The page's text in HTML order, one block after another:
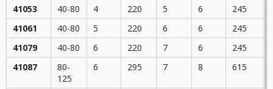
41053
40-80 4 220 5 6
245
41061
40-80 5 220 6 6
245
41079
40-80 6 220 7 6
245
41087
80-
125
6 295 7 8 615